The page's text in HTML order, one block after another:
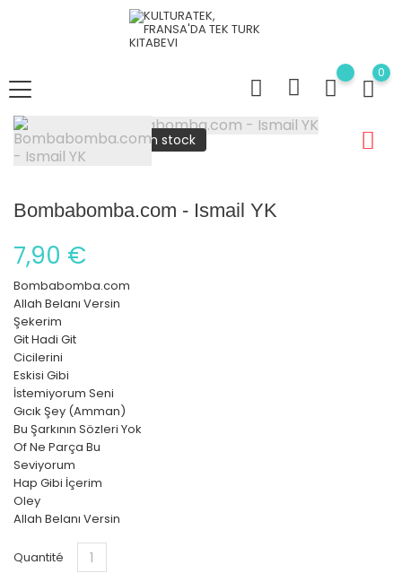
0
plus en stock
Bombabomba.com - Ismail YK
7,90 €
Bombabomba.com
Allah Belanı Versin
Şekerim
Git Hadi Git
Cicilerini
Eskisi Gibi
İstemiyorum Seni
Gıcık Şey (Amman)
Bu Şarkının Sözleri Yok
Of Ne Parça Bu
Seviyorum
Hap Gibi İçerim
Oley
Allah Belanı Versin
Quantité